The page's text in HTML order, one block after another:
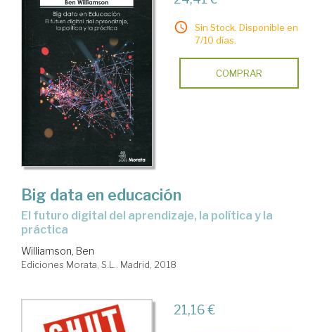
Sin Stock. Disponible en
7/10 días.
COMPRAR
Big data en educación
el futuro digital del aprendizaje, la política y la
práctica
Williamson, Ben
Ediciones Morata, S.L.. Madrid, 2018
21,16 €